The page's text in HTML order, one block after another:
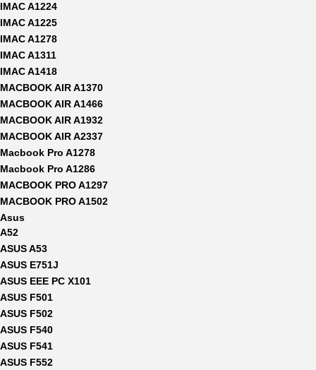
IMAC A1224
IMAC A1225
IMAC A1278
IMAC A1311
IMAC A1418
MACBOOK AIR A1370
MACBOOK AIR A1466
MACBOOK AIR A1932
MACBOOK AIR A2337
Macbook Pro A1278
Macbook Pro A1286
MACBOOK PRO A1297
MACBOOK PRO A1502
Asus
A52
ASUS A53
ASUS E751J
ASUS EEE PC X101
ASUS F501
ASUS F502
ASUS F540
ASUS F541
ASUS F552